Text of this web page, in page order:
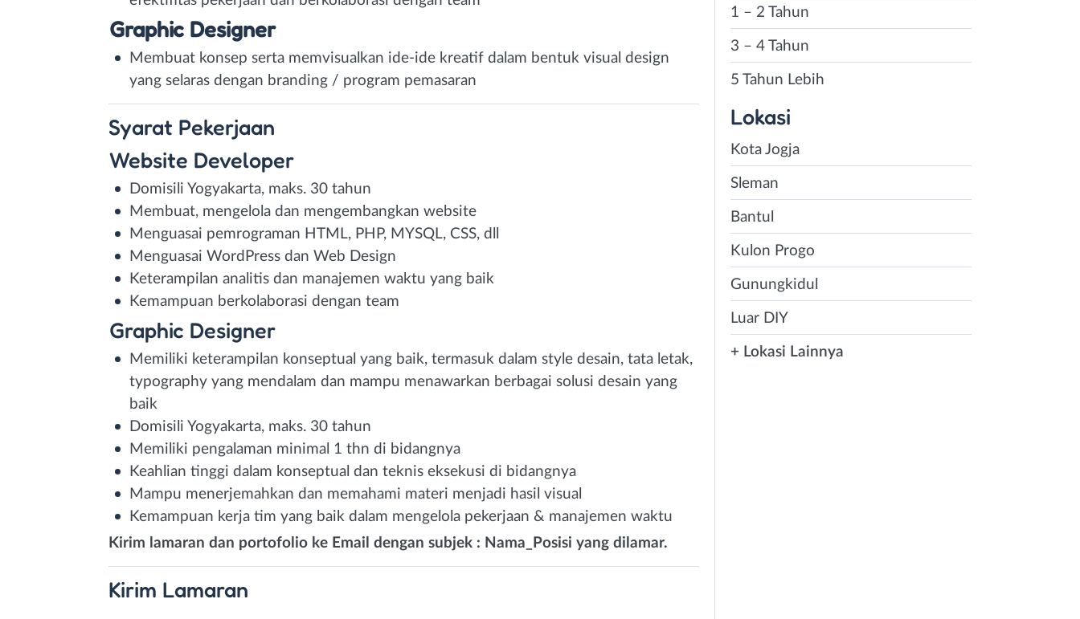
Graphic Designer
Membuat konsep serta memvisualkan ide-ide kreatif dalam bentuk visual design
yang selaras dengan branding / program pemasaran
Syarat Pekerjaan
Website Developer
Domisili Yogyakarta, maks. 30 tahun
Membuat, mengelola dan mengembangkan website
Menguasai pemrograman HTML, PHP, MYSQL, CSS, dll
Menguasai WordPress dan Web Design
Keterampilan analitis dan manajemen waktu yang baik
Kemampuan berkolaborasi dengan team
Graphic Designer
Memiliki keterampilan konseptual yang baik, termasuk dalam style desain, tata letak,
typography yang mendalam dan mampu menawarkan berbagai solusi desain yang
baik
Domisili Yogyakarta, maks. 30 tahun
Memiliki pengalaman minimal 1 thn di bidangnya
Keahlian tinggi dalam konseptual dan teknis eksekusi di bidangnya
Mampu menerjemahkan dan memahami materi menjadi hasil visual
Kemampuan kerja tim yang baik dalam mengelola pekerjaan & manajemen waktu
Kirim lamaran dan portofolio ke Email dengan subjek : Nama_Posisi yang dilamar.
Kirim Lamaran
1 – 2 Tahun
3 – 4 Tahun
5 Tahun Lebih
Lokasi
Kota Jogja
Sleman
Bantul
Kulon Progo
Gunungkidul
Luar DIY
+ Lokasi Lainnya